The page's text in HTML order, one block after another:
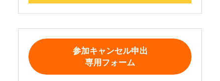
参加キャンセル申出
専用フォーム